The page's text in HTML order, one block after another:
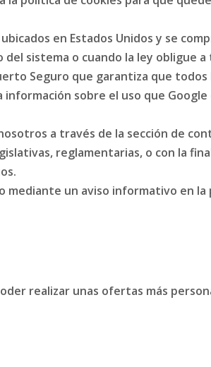
en Estados Unidos y se
sistema o cuando la ley obligue
Seguro que garantiza que
sobre el uso que Google
a través de la sección de
reglamentarias, o con la
mediante un aviso informativo en la
realizar unas ofertas más